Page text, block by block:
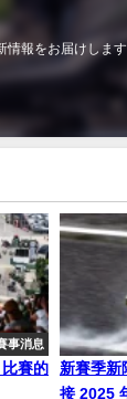
情報をお届けします
事消息
賽的
新賽季新
接 2025